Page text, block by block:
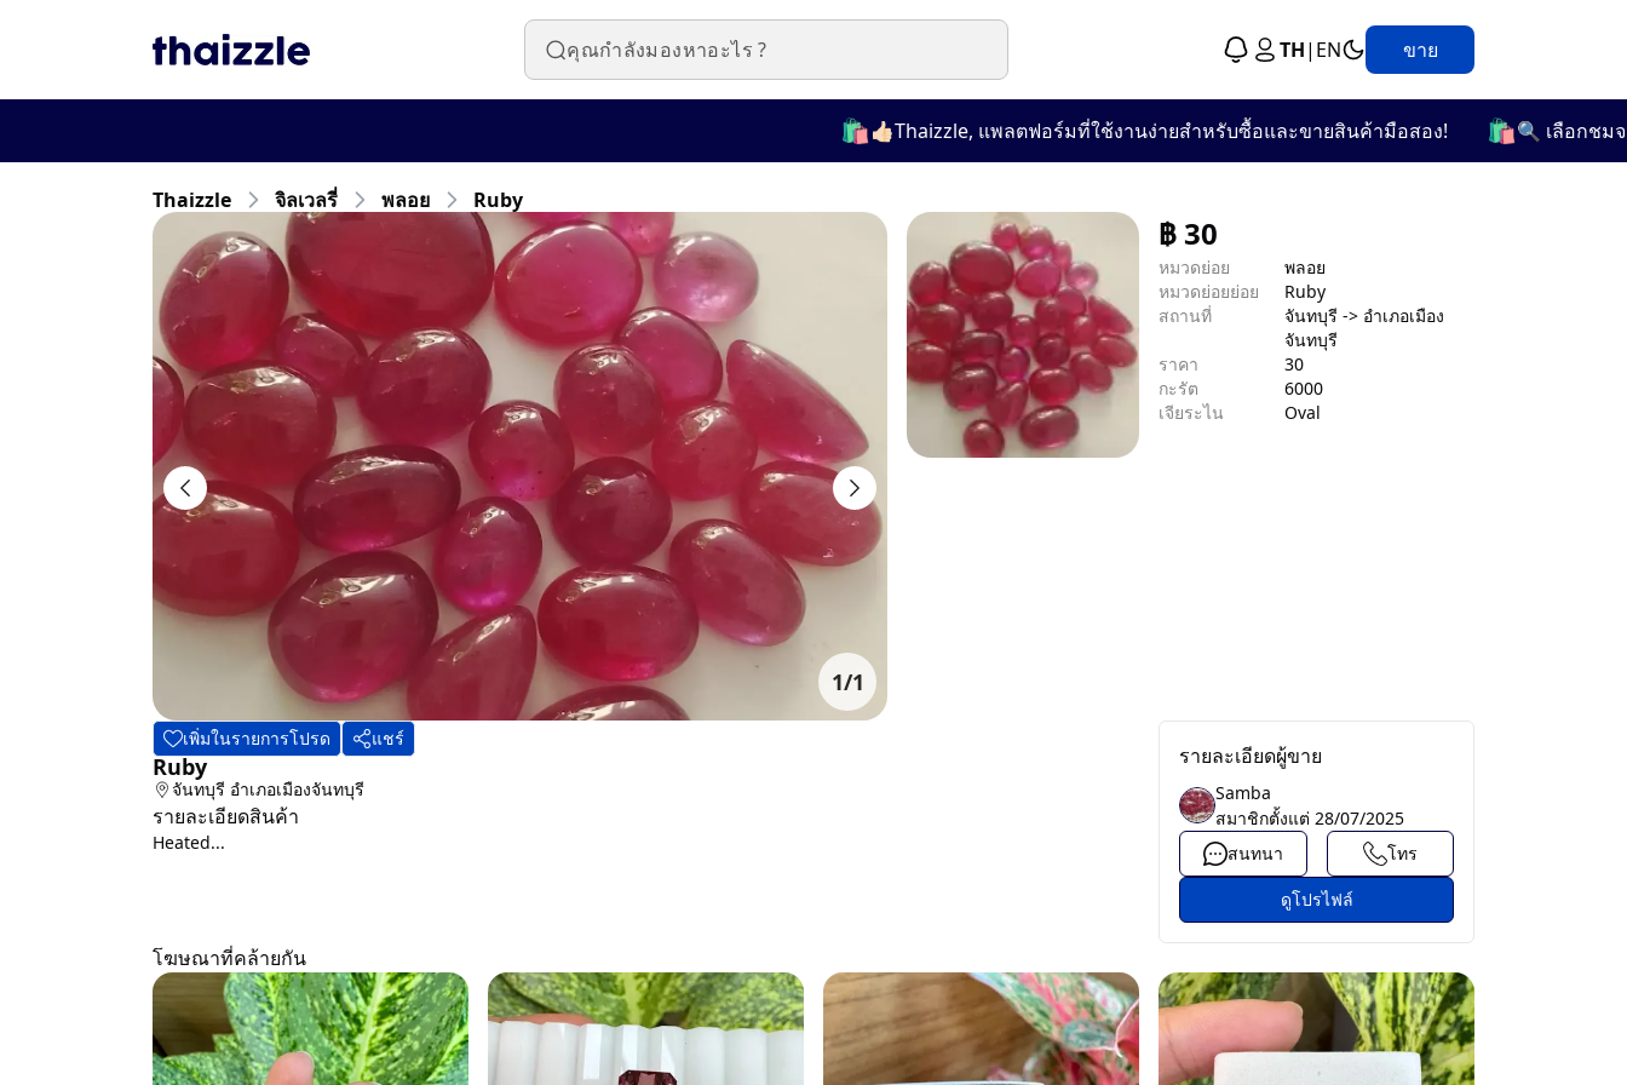
TH| EN ขาย
👍🏻Thaizzle, แพลตฟอร์มที่ใช้งานง่ายสำหรับซื้อและขายสินค้ามือสอง! 🛍️ 🔍 เลือกชมจากก
Thaizzle จิลเวลรี่ พลอย Ruby
1/1
฿30
หมวดย่อย
พลอย
หมวดย่อยย่อย
Ruby
สถานที่
จันทบุรี -> อำเภอเมือง
จันทบุรี
ราคา
30
กะรัต
6000
เจียระไน
Oval
เพิ่มในรายการโปรด แชร์
Ruby
จันทบุรี อำเภอเมืองจันทบุรี
รายละเอียดสินค้า
Heated...
รายละเอียดผู้ขาย
Samba
สมาชิกตั้งแต่ 28/07/2025
สนทนา
โทร
ดูโปรไฟล์
โฆษณาที่คล้ายกัน